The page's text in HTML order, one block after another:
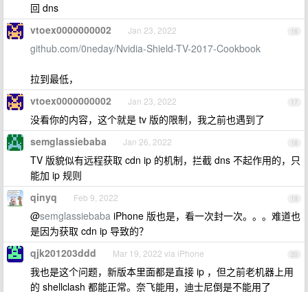
回 dns
16
vtoex0000000002 Jan 23, 2022
github.com/0neday/Nvidia-Shield-TV-2017-Cookbook
拉到最低，
17
vtoex0000000002 Jan 23, 2022
没看你的内容，这个就是 tv 版的限制，我之前也遇到了
18
semglassiebaba Jan 26, 2022
TV 版貌似有远程获取 cdn ip 的机制，拦截 dns 不起作用的，只
能加 ip 规则
19
qinyq Feb 9, 2022
@semglassiebaba iPhone 版也是，看一次封一次。。。难道也
是因为获取 cdn ip 导致的？
20
qjk201203ddd Mar 19, 2022 via iPhone
我也是这个问题，新版本里面都是直接 ip ，但之前老机器上用
的 shellclash 都能正常。奈飞能用，迪士尼倒是不能用了